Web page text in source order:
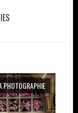
PHOTOGRAPHIE